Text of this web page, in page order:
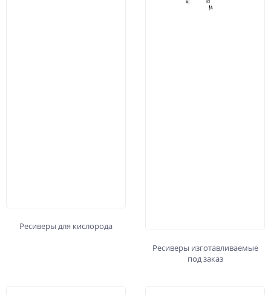
Ресиверы для кислорода
Ресиверы изготавливаемые
под заказ